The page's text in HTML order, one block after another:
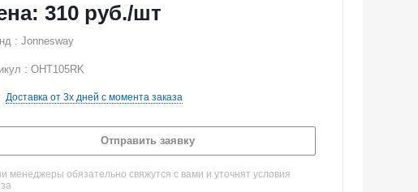
310 руб./шт
: Jonnesway
: OHT105RK
Доставка от 3х дней с момента заказа
Отправить заявку
менеджеры обязательно свяжутся с вами и уточнят условия